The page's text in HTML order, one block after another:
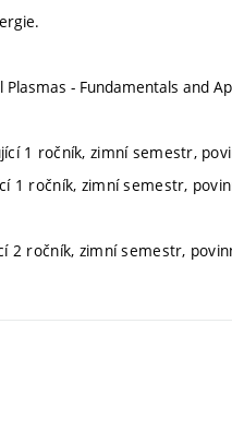
- Fundamentals and
1 ročník, zimní semestr,
1 ročník, zimní semestr,
2 ročník, zimní semestr,